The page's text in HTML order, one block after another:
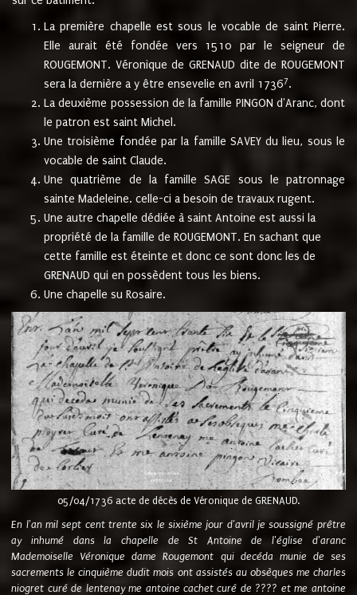
La première chapelle est sous le vocable de saint Pierre.
Elle aurait été fondée vers 1510 par le seigneur de
ROUGEMONT. Véronique de GRENAUD dite de ROUGEMONT
sera la dernière a y être ensevelie en avril 17367.
La deuxième possession de la famille PINGON d'Aranc, dont
le patron est saint Michel.
Une troisième fondée par la famille SAVEY du lieu, sous le
vocable de saint Claude.
Une quatrième de la famille SAGE sous le patronnage
sainte Madeleine. celle-ci a besoin de travaux rugent.
Une autre chapelle dédiée à saint Antoine est aussi la
propriété de la famille de ROUGEMONT. En sachant que
cette famille est éteinte et donc ce sont donc les de
GRENAUD qui en possèdent tous les biens.
Une chapelle su Rosaire.
05/04/1736 acte de décès de Véronique de GRENAUD.
En l'an mil sept cent trente six le sixième jour d'avril je soussigné prêtre
ay inhumé dans la chapelle de St Antoine de l'église d'aranc
Mademoiselle Véronique dame Rougemont qui decéda munie de ses
sacrements le cinquième dudit mois ont assistés au obsèques me charles
niogret curé de lentenay me antoine cachet curé de ???? et me antoine